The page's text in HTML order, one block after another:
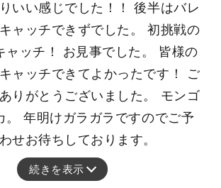
いい感じでした！！ 後半はバレ
ャッチできずでした。 初挑戦の
ャッチ！ お見事でした。 皆様の
ャッチできてよかったです！ ご
りがとうございました。 モンゴ
。 年明けガラガラですのでご予
せお待ちしております。
続きを表示